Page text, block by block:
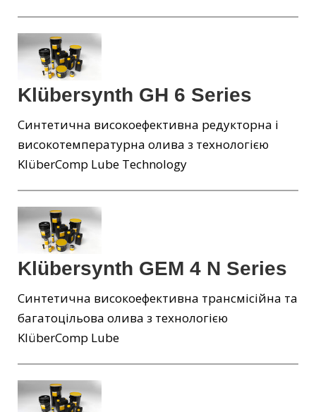
Klübersynth GH 6 Series
Синтетична високоефективна редукторна і
високотемпературна олива з технологією
KlüberComp Lube Technology
Klübersynth GEM 4 N Series
Синтетична високоефективна трансмісійна та
багатоцільова олива з технологією
KlüberComp Lube